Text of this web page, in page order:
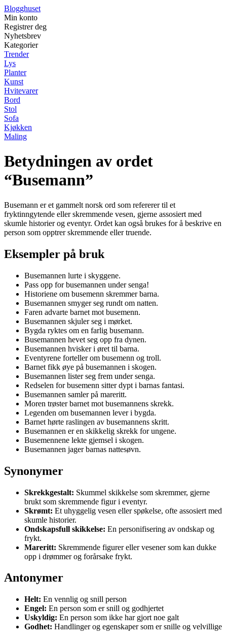
Blogghuset
Min konto
Registrer deg
Nyhetsbrev
Kategorier
Trender
Lys
Planter
Kunst
Hvitevarer
Bord
Stol
Sofa
Kjøkken
Maling
Betydningen av ordet
“Busemann”
Busemann er et gammelt norsk ord som refererer til et
fryktinngytende eller skremmende vesen, gjerne assosiert med
skumle historier og eventyr. Ordet kan også brukes for å beskrive en
person som opptrer skremmende eller truende.
Eksempler på bruk
Busemannen lurte i skyggene.
Pass opp for busemannen under senga!
Historiene om busemenn skremmer barna.
Busemannen smyger seg rundt om natten.
Faren advarte barnet mot busemenn.
Busemannen skjuler seg i mørket.
Bygda ryktes om en farlig busemann.
Busemannen hevet seg opp fra dynen.
Busemannen hvisker i øret til barna.
Eventyrene forteller om busemenn og troll.
Barnet fikk øye på busemannen i skogen.
Busemannen lister seg frem under senga.
Redselen for busemenn sitter dypt i barnas fantasi.
Busemannen samler på mareritt.
Moren trøster barnet mot busemannens skrekk.
Legenden om busemannen lever i bygda.
Barnet hørte raslingen av busemannens skritt.
Busemannen er en skikkelig skrekk for ungene.
Busemennene lekte gjemsel i skogen.
Busemannen jager barnas nattesøvn.
Synonymer
Skrekkgestalt: Skummel skikkelse som skremmer, gjerne
brukt som skremmende figur i eventyr.
Skrømt: Et uhyggelig vesen eller spøkelse, ofte assosiert med
skumle historier.
Ondskapsfull skikkelse: En personifisering av ondskap og
frykt.
Mareritt: Skremmende figurer eller vesener som kan dukke
opp i drømmer og forårsake frykt.
Antonymer
Helt: En vennlig og snill person
Engel: En person som er snill og godhjertet
Uskyldig: En person som ikke har gjort noe galt
Godhet: Handlinger og egenskaper som er snille og velvillige